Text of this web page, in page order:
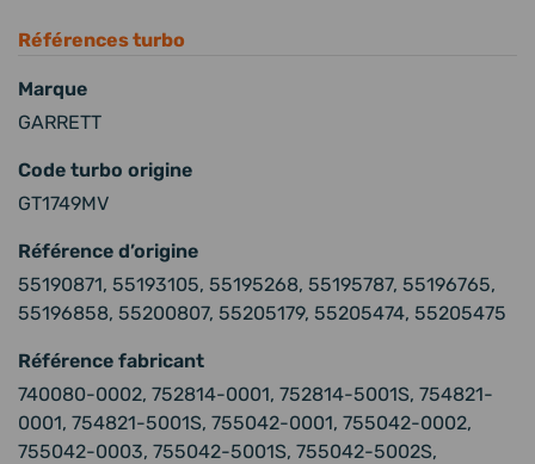
Références turbo
Marque
GARRETT
Code turbo origine
GT1749MV
Référence d’origine
55190871, 55193105, 55195268, 55195787, 55196765,
55196858, 55200807, 55205179, 55205474, 55205475
Référence fabricant
740080-0002, 752814-0001, 752814-5001S, 754821-
0001, 754821-5001S, 755042-0001, 755042-0002,
755042-0003, 755042-5001S, 755042-5002S,